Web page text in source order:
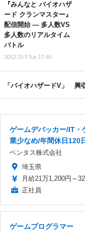
『みんなと バイオハザ
ード クランマスター』
配信開始 ― 多人数VS
多人数のリアルタイム
バトル
2012.10.9 Tue 17:40
「バイオハザードV」 興
ゲームデバッカー/IT・
業少なめ/年間休日120
ベンタス株式会社
埼玉県
月給21万1,200円～
正社員
ゲームプログラマー